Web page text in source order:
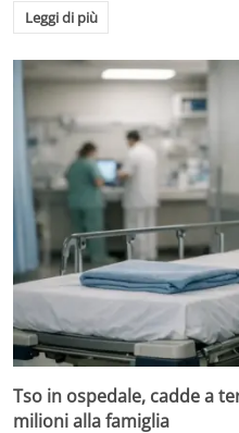
Leggi di più
Tso in ospedale, cadde a
milioni alla famiglia